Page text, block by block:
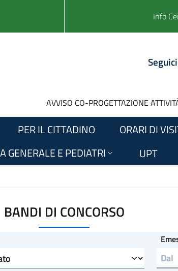
Info
AVVISO CO-PROGETTAZIONE
PER IL CITTADINO
ORARI DI
GENERALE E PEDIATRI
UPT
BANDI DI CONCORSO